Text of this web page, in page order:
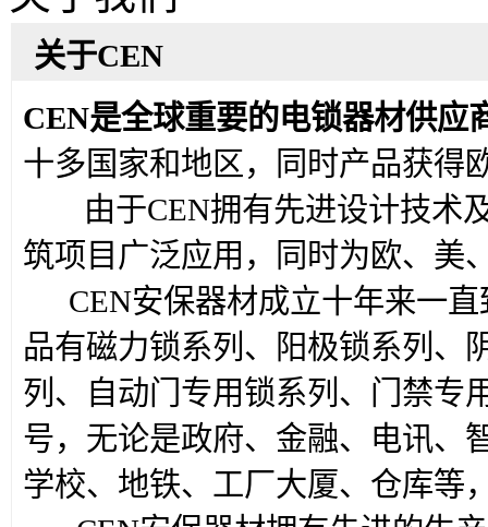
关于CEN
CEN是全球重要的电锁器材供应
十多国家和地区，同时产品获得
由于CEN拥有先进设计技术及
筑项目广泛应用，同时为欧、美
CEN安保器材成立十年来一直
品有磁力锁系列、阳极锁系列、
列、自动门专用锁系列、门禁专
号，无论是政府、金融、电讯、
学校、地铁、工厂大厦、仓库等